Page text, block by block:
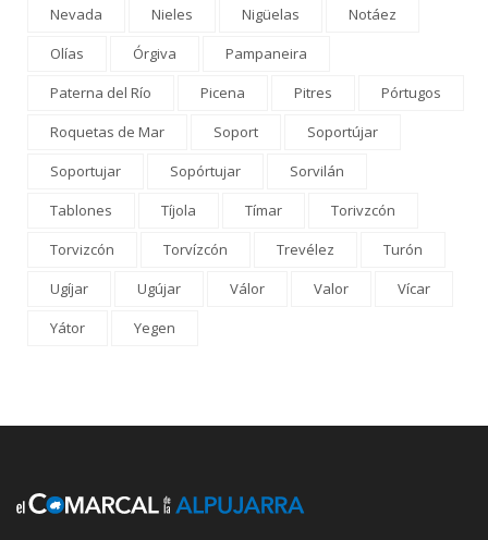
Nevada
Nieles Nigüelas
Notáez
Olías
Órgiva
Pampaneira
Paterna del Río
Picena Pitres
Pórtugos
Roquetas de Mar
Soport
Soportújar
Soportujar
Sopórtujar
Sorvilán
Tablones
Tíjola Tímar
Torivzcón
Torvizcón
Torvízcón Trevélez
Turón
Ugíjar
Ugújar Válor Valor
Vícar
Yátor
Yegen